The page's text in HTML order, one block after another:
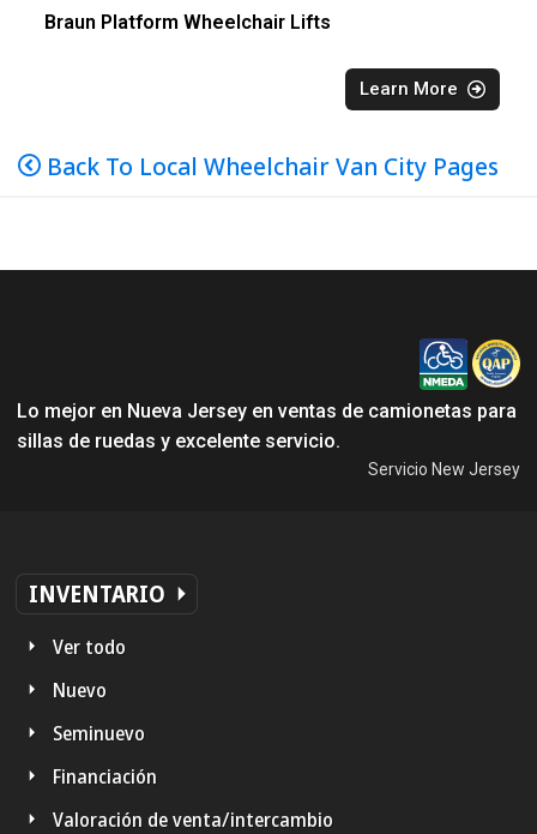
Braun Platform Wheelchair Lifts
Learn More
Back To Local Wheelchair Van City Pages
Lo mejor en Nueva Jersey en ventas de camionetas para
sillas de ruedas y excelente servicio.
Servicio New Jersey
INVENTARIO
Ver todo
Nuevo
Seminuevo
Financiación
Valoración de venta/intercambio